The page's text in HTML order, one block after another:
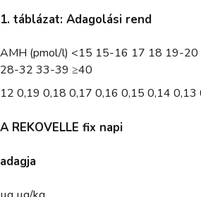
1. táblázat: Adagolási rend
AMH (pmol/l) <15 15-16 17 18 19-
28-32 33-39 ≥40
12 0,19 0,18 0,17 0,16 0,15 0,14 0,13
A REKOVELLE fix napi
adagja